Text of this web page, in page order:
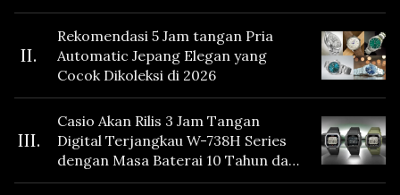
II.
Rekomendasi 5 Jam tangan Pria
Automatic Jepang Elegan yang
Cocok Dikoleksi di 2026
III.
Casio Akan Rilis 3 Jam Tangan
Digital Terjangkau W-738H Series
dengan Masa Baterai 10 Tahun dan
Fitur Vibration